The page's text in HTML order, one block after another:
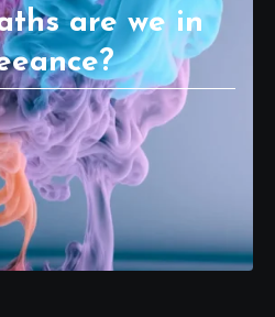
are we in